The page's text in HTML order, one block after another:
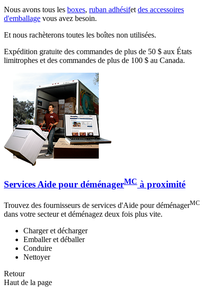
Nous avons tous les boxes, ruban adhésifet des accessoires
d'emballage vous avez besoin.
Et nous rachèterons toutes les boîtes non utilisées.
Expédition gratuite des commandes de plus de 50 $ aux États
limitrophes et des commandes de plus de 100 $ au Canada.
Services Aide pour déménagerMC à proximité
Trouvez des fournisseurs de services d'Aide pour déménagerMC
dans votre secteur et déménagez deux fois plus vite.
Charger et décharger
Emballer et déballer
Conduire
Nettoyer
Retour
Haut de la page